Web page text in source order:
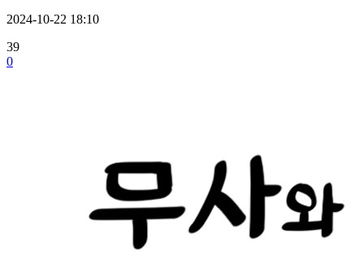
2024-10-22 18:10
39
0